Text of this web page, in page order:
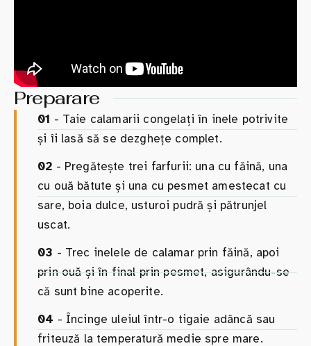
Preparare
01 - Taie calamarii congelați în inele potrivite
și îi lasă să se dezghețe complet.
02 - Pregătește trei farfurii: una cu făină, una
cu ouă bătute și una cu pesmet amestecat cu
sare, boia dulce, usturoi pudră și pătrunjel
uscat.
03 - Trec inelele de calamar prin făină, apoi
prin ouă și în final prin pesmet, asigurându-se
că sunt bine acoperite.
04 - Încinge uleiul într-o tigaie adâncă sau
friteuză la temperatură medie spre mare.